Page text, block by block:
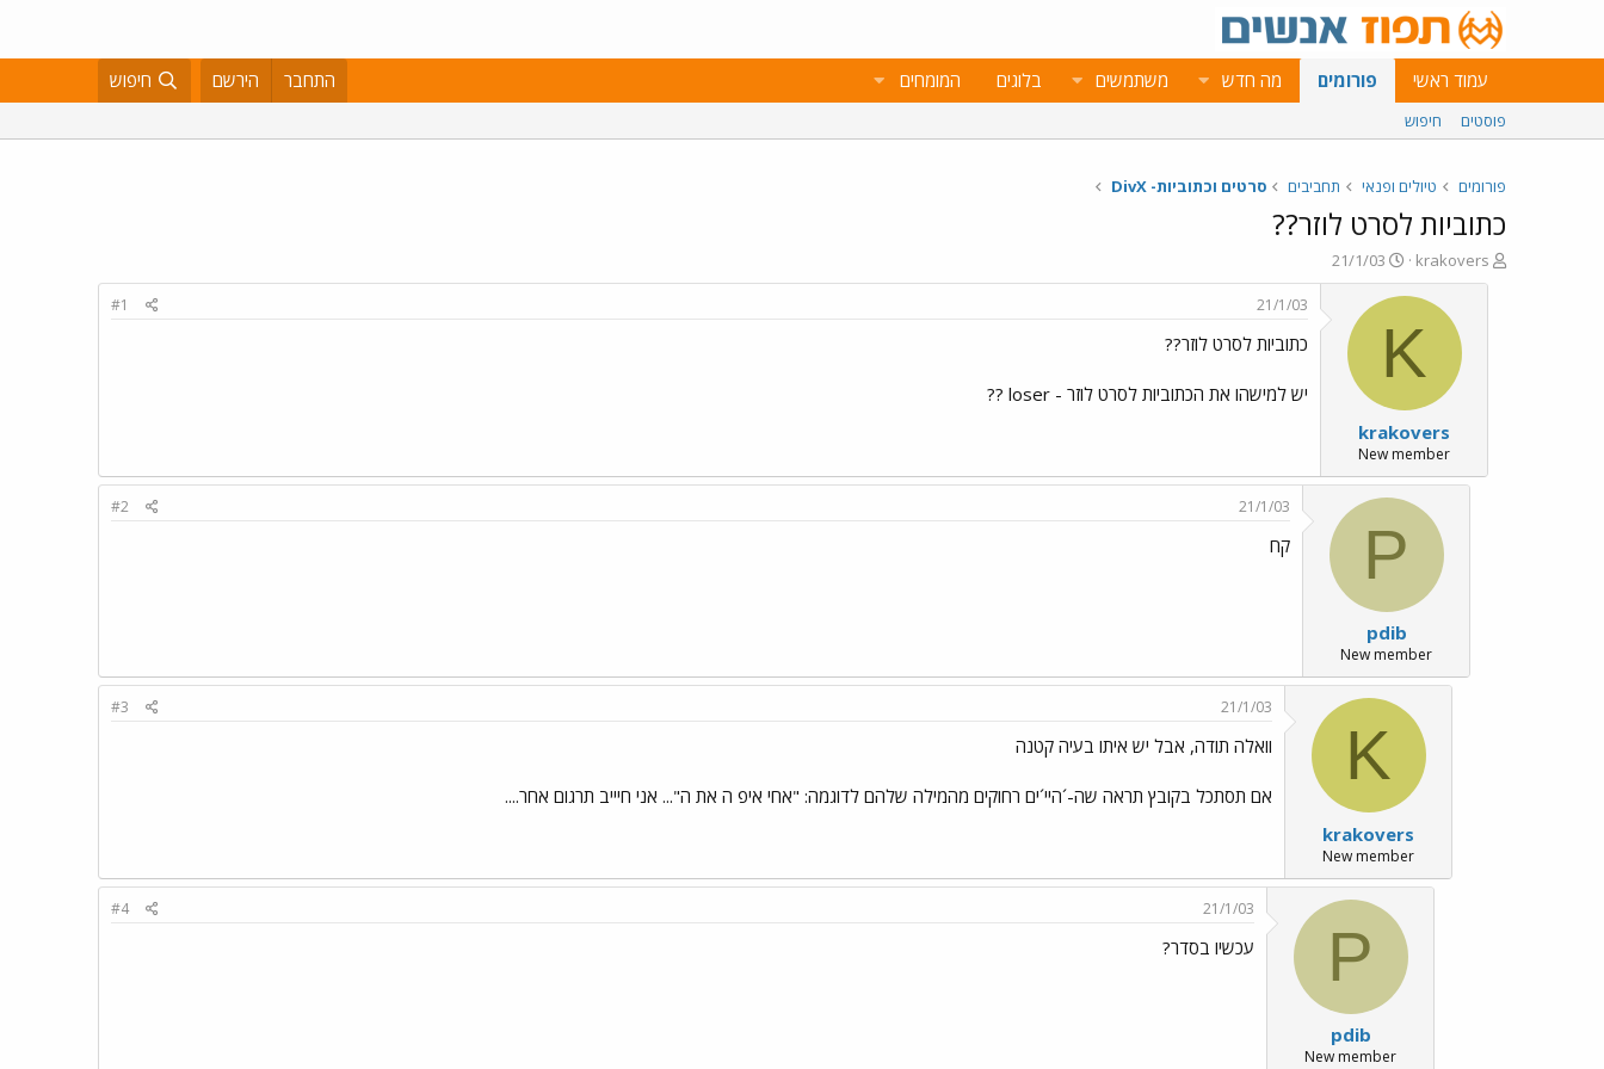
עמוד ראשי פורומים מה חדש משתמשים בלוגים המומחים התחבר הירשם חיפוש
פוסטים חיפוש
פורומים טיולים ופנאי תחביבים סרטים וכתוביות- DivX
כתוביות לסרט לוזר??
פ
ו
krakovers
פ
ו
ר
א
ר
י
ך
21/1/03
K
krakovers
New member
21/1/03
#1
כתוביות לסרט לוזר??
יש למישהו את הכתוביות לסרט לוזר - loser ??
P
pdib
New member
21/1/03
#2
קח
K
krakovers
New member
21/1/03
#3
וואלה תודה, אבל יש איתו בעיה קטנה
אם תסתכל בקובץ תראה שה-´היי´ים רחוקים מהמילה שלהם לדוגמה: "אחי איפ ה את ה"... אני חיייב תרגום אחר....
P
pdib
New member
21/1/03
#4
עכשיו בסדר?